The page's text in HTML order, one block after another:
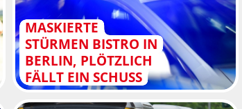
MASKIERTE
STÜRMEN BISTRO IN
BERLIN, PLÖTZLICH
FÄLLT EIN SCHUSS